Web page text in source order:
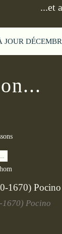
...et
JOUR
Pocino